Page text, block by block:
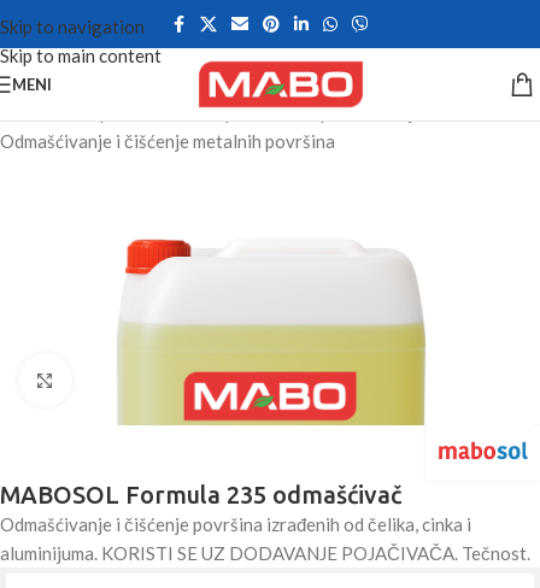
Skip to navigation
Skip to main content
MENI
Priprema metalnih površina za presvlačenje
Odmašćivanje i čišćenje metalnih površina
Kliknite da uvećate
MABOSOL Formula 235 odmašćivač
Odmašćivanje i čišćenje površina izrađenih od čelika, cinka i
aluminijuma. KORISTI SE UZ DODAVANJE POJAČIVAČA. Tečnost.